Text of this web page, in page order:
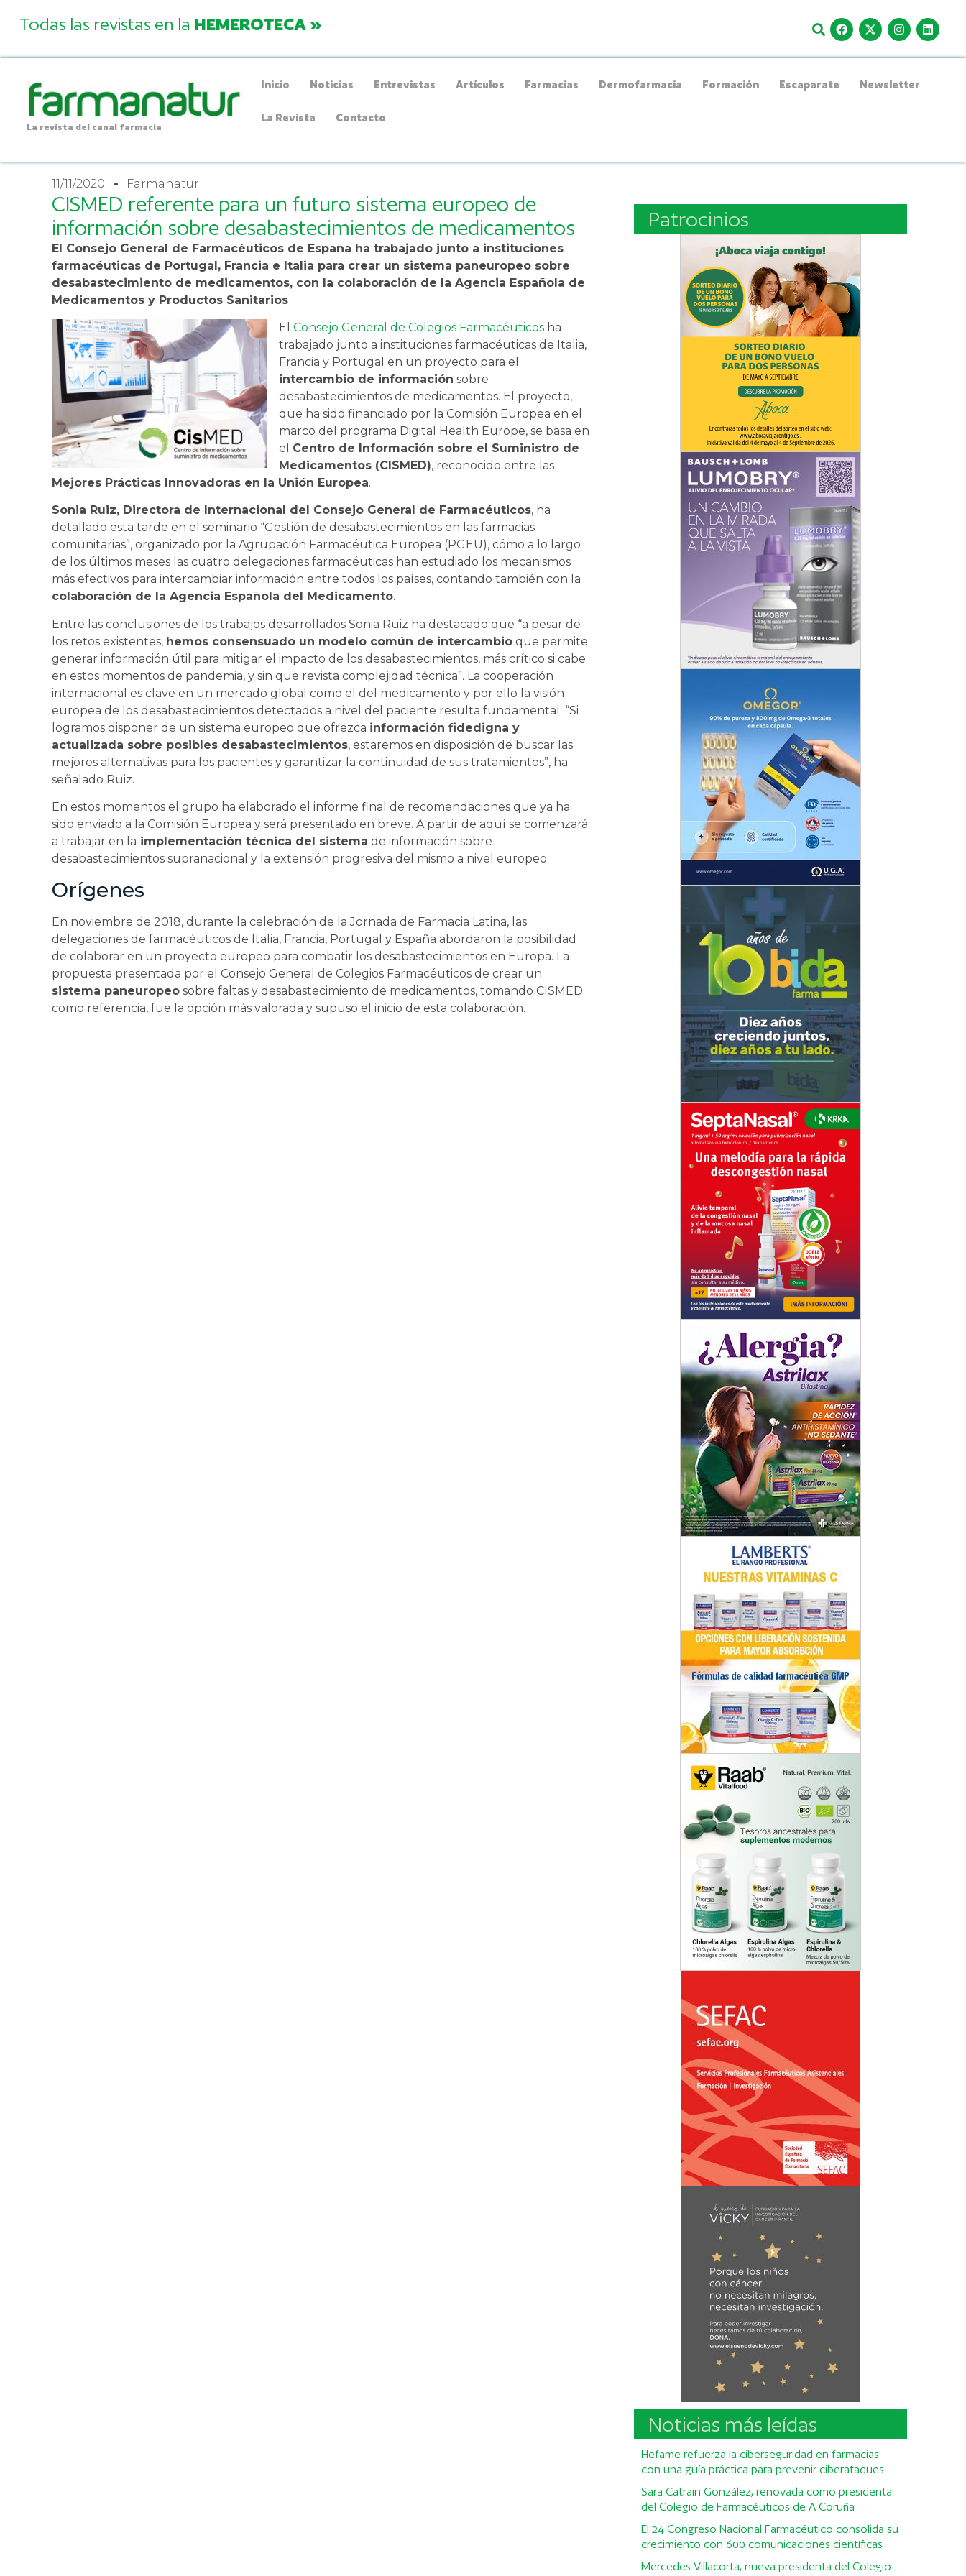
Todas las revistas en la HEMEROTECA »
La revista del canal farmacia
Inicio Noticias Entrevistas Artículos Farmacias Dermofarmacia Formación Escaparate Newsletter
La Revista Contacto
11/11/2020 Farmanatur
CISMED referente para un futuro sistema europeo de
información sobre desabastecimientos de medicamentos
El Consejo General de Farmacéuticos de España ha trabajado junto a instituciones
farmacéuticas de Portugal, Francia e Italia para crear un sistema paneuropeo sobre
desabastecimiento de medicamentos, con la colaboración de la Agencia Española de
Medicamentos y Productos Sanitarios
El Consejo General de Colegios Farmacéuticos ha
trabajado junto a instituciones farmacéuticas de Italia,
Francia y Portugal en un proyecto para el
intercambio de información sobre
desabastecimientos de medicamentos. El proyecto,
que ha sido financiado por la Comisión Europea en el
marco del programa Digital Health Europe, se basa en
el Centro de Información sobre el Suministro de
Medicamentos (CISMED), reconocido entre las
Mejores Prácticas Innovadoras en la Unión Europea.
Sonia Ruiz, Directora de Internacional del Consejo General de Farmacéuticos, ha
detallado esta tarde en el seminario “Gestión de desabastecimientos en las farmacias
comunitarias”, organizado por la Agrupación Farmacéutica Europea (PGEU), cómo a lo largo
de los últimos meses las cuatro delegaciones farmacéuticas han estudiado los mecanismos
más efectivos para intercambiar información entre todos los países, contando también con la
colaboración de la Agencia Española del Medicamento.
Entre las conclusiones de los trabajos desarrollados Sonia Ruiz ha destacado que “a pesar de
los retos existentes, hemos consensuado un modelo común de intercambio que permite
generar información útil para mitigar el impacto de los desabastecimientos, más crítico si cabe
en estos momentos de pandemia, y sin que revista complejidad técnica”. La cooperación
internacional es clave en un mercado global como el del medicamento y por ello la visión
europea de los desabastecimientos detectados a nivel del paciente resulta fundamental. “Si
logramos disponer de un sistema europeo que ofrezca información fidedigna y
actualizada sobre posibles desabastecimientos, estaremos en disposición de buscar las
mejores alternativas para los pacientes y garantizar la continuidad de sus tratamientos”, ha
señalado Ruiz.
En estos momentos el grupo ha elaborado el informe final de recomendaciones que ya ha
sido enviado a la Comisión Europea y será presentado en breve. A partir de aquí se comenzará
a trabajar en la implementación técnica del sistema de información sobre
desabastecimientos supranacional y la extensión progresiva del mismo a nivel europeo.
Orígenes
En noviembre de 2018, durante la celebración de la Jornada de Farmacia Latina, las
delegaciones de farmacéuticos de Italia, Francia, Portugal y España abordaron la posibilidad
de colaborar en un proyecto europeo para combatir los desabastecimientos en Europa. La
propuesta presentada por el Consejo General de Colegios Farmacéuticos de crear un
sistema paneuropeo sobre faltas y desabastecimiento de medicamentos, tomando CISMED
como referencia, fue la opción más valorada y supuso el inicio de esta colaboración.
Patrocinios
Noticias más leídas
Hefame refuerza la ciberseguridad en farmacias
con una guía práctica para prevenir ciberataques
Sara Catrain González, renovada como presidenta
del Colegio de Farmacéuticos de A Coruña
El 24 Congreso Nacional Farmacéutico consolida su
crecimiento con 600 comunicaciones científicas
Mercedes Villacorta, nueva presidenta del Colegio